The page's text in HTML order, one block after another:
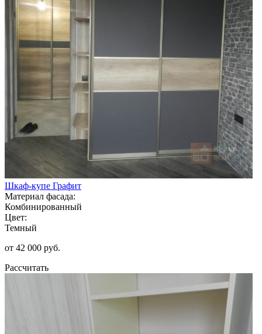
Шкаф-купе Графит
Материал фасада:
Комбинированный
Цвет:
Темный
от 42 000 руб.
Рассчитать